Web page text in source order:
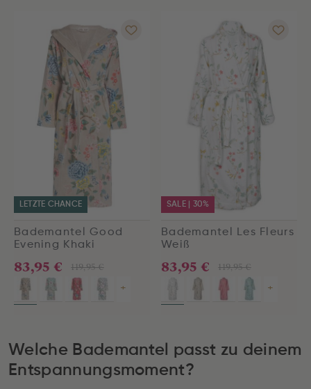
LETZTE CHANCE
Bademantel Good
Evening Khaki
119,95 €
83,95 €
+
SALE | 30%
Bademantel Les Fleurs
Weiß
119,95 €
83,95 €
+
Welche Bademantel passt zu deinem
Entspannungsmoment?